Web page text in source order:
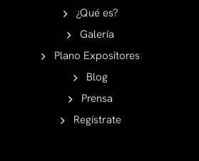
¿Qué es?
Galería
Plano Expositores
Blog
Prensa
Regístrate